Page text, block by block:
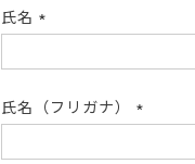
氏名
須)
氏名（フリガナ）
須)